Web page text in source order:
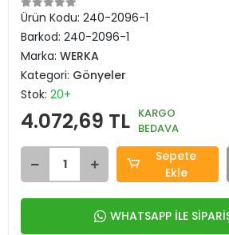
Ürün Kodu: 240-2096-1
Barkod: 240-2096-1
Marka: WERKA
Kategori: Gönyeler
Stok: 20+
4.072,69 TL KARGO
BEDAVA
Sepete
Ekle
WHATSAPP İLE